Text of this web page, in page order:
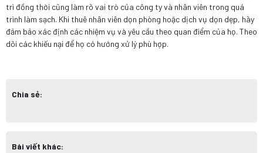
trì đồng thời cũng làm rõ vai trò của công ty và nhân viên trong quá
trình làm sạch. Khi thuê nhân viên dọn phòng hoặc dịch vụ dọn dẹp, hãy
đảm bảo xác định các nhiệm vụ và yêu cầu theo quan điểm của họ. Theo
dõi các khiếu nại để họ có hướng xử lý phù hợp.
Chia sẻ:
Bài viết khác: